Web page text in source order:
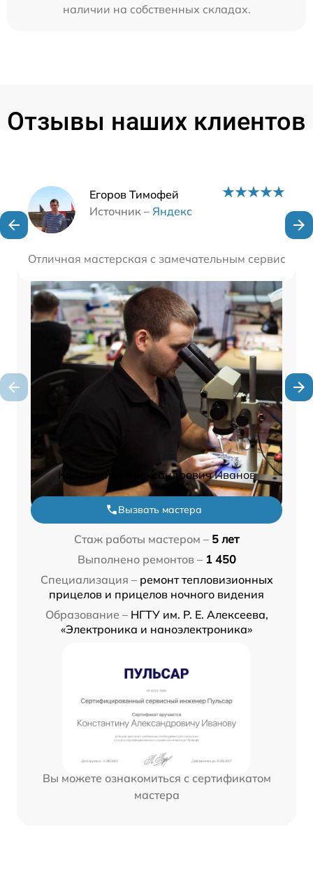
наличии на собственных складах.
Отзывы наших клиентов
Егоров Тимофей
Источник – Яндекс
Отличная мастерская с замечательным
Наши мастера
Константин Александрович Иванов
Вызвать мастера
Стаж работы мастером – 5 лет
Выполнено ремонтов – 1 450
Специализация – ремонт тепловизионных
прицелов и прицелов ночного видения
Образование – НГТУ им. Р. Е. Алексеева,
«Электроника и наноэлектроника»
Вы можете ознакомиться с сертификатом
мастера